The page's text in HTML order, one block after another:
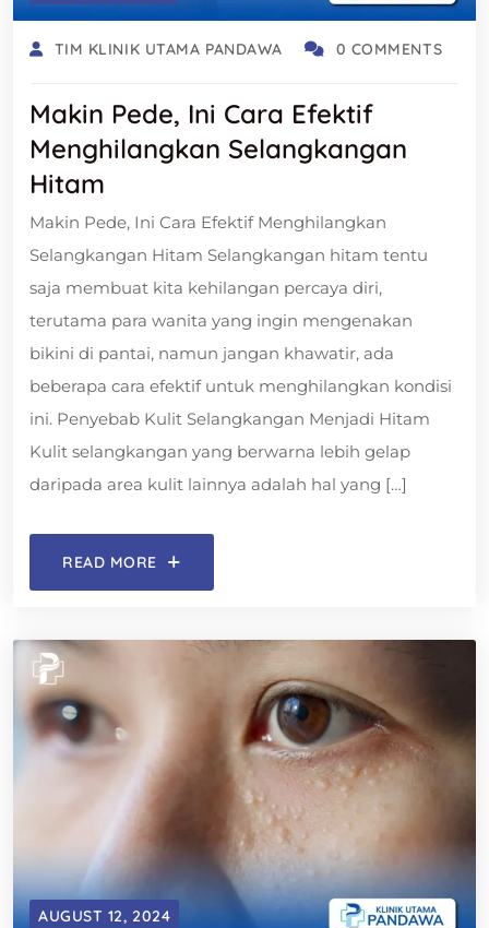
TIM KLINIK UTAMA PANDAWA 0 COMMENTS
Makin Pede, Ini Cara Efektif
Menghilangkan Selangkangan
Hitam
Makin Pede, Ini Cara Efektif Menghilangkan
Selangkangan Hitam Selangkangan hitam tentu
saja membuat kita kehilangan percaya diri,
terutama para wanita yang ingin mengenakan
bikini di pantai, namun jangan khawatir, ada
beberapa cara efektif untuk menghilangkan kondisi
ini. Penyebab Kulit Selangkangan Menjadi Hitam
Kulit selangkangan yang berwarna lebih gelap
daripada area kulit lainnya adalah hal yang […]
READ MORE
AUGUST 12, 2024